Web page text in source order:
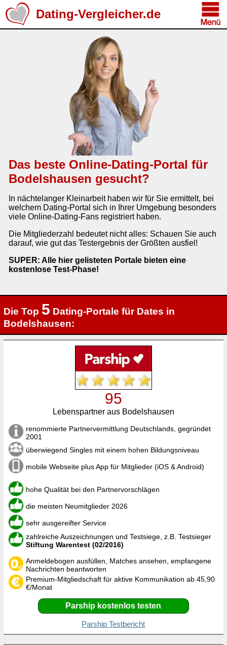
Dating-Vergleicher.de
Das beste Online-Dating-Portal für
Bodelshausen gesucht?
In nächtelanger Kleinarbeit haben wir für Sie ermittelt, bei
welchem Dating-Portal sich in Ihrer Umgebung besonders
viele Online-Dating-Fans registriert haben.
Die Mitgliederzahl bedeutet nicht alles: Schauen Sie auch
darauf, wie gut das Testergebnis der Größten ausfiel!
SUPER: Alle hier gelisteten Portale bieten eine
kostenlose Test-Phase!
Die Top 5 Dating-Portale für Dates in
Bodelshausen:
95
Lebenspartner aus Bodelshausen
renommierte Partnervermittlung Deutschlands, gegründet
2001
überwiegend Singles mit einem hohen Bildungsniveau
mobile Webseite plus App für Mitglieder (iOS & Android)
hohe Qualität bei den Partnervorschlägen
die meisten Neumitglieder 2026
sehr ausgereifter Service
zahlreiche Auszeichnungen und Testsiege, z.B. Testsieger
Stiftung Warentest (02/2016)
Anmeldebogen ausfüllen, Matches ansehen, empfangene
Nachrichten beantworten
Premium-Mitgliedschaft für aktive Kommunikation ab 45,90
€/Monat
Parship kostenlos testen
Parship Testbericht